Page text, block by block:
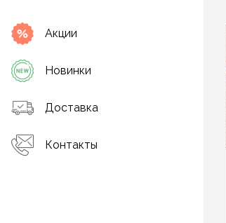
Акции
Новинки
Доставка
Контакты